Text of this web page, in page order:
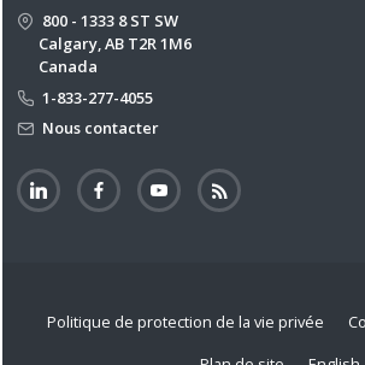
800 - 1333 8 ST SW
Calgary, AB T2R 1M6
Canada
1-833-277-4055
Nous contacter
Politique de protection de la vie privée